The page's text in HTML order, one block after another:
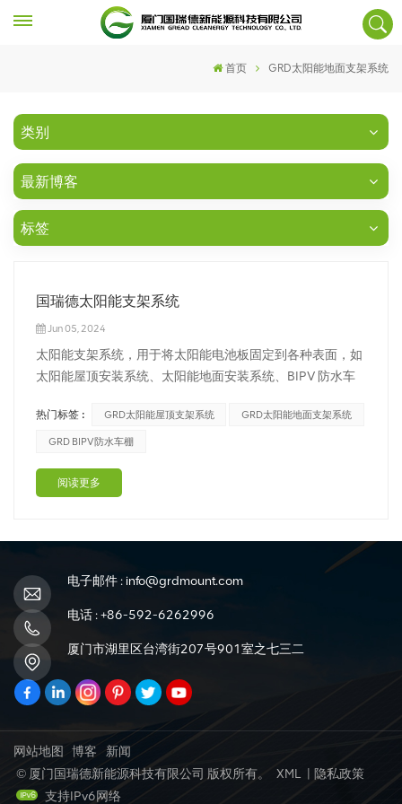
首页 GRD太阳能地面支架系统
类别
最新博客
标签
国瑞德太阳能支架系统
Jun 05, 2024
太阳能支架系统，用于将太阳能电池板固定到各种表面，如
太阳能屋顶安装系统、太阳能地面安装系统、BIPV 防水车
到位，并作为太阳能模块的支撑结构。太阳能支架系统通常
由钢或铝支架制成，可在风、雪和霜冻的极端负荷下将太阳
热门标签 : GRD太阳能屋顶支架系统 GRD太阳能地面支架系统
GRD BIPV防水车棚
阅读更多
电子邮件 : info@grdmount.com
电话 :+86-592-6262996
厦门市湖里区台湾街207号901室之七三二
网站地图 博客
新闻
© 厦门国瑞德新能源科技有限公司 版权所有。
XML
隐私政策
支持IPv6网络